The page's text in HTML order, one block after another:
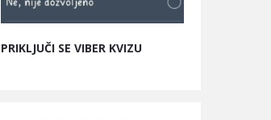
PRIKLJUČI SE VIBER KVIZU